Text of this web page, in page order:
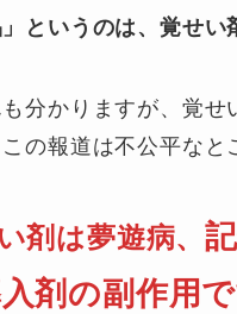
」というのは、覚せい
分かりますが、覚せ
の報道は不公平なと
剤は夢遊病、
剤の副作用で